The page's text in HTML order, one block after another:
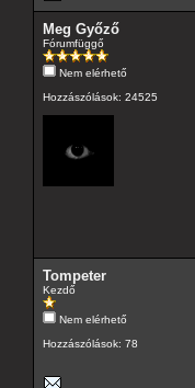
Meg Győző
Fórumfüggő
Nem elérhető
Hozzászólások: 24525
Tompeter
Kezdő
Nem elérhető
Hozzászólások: 78